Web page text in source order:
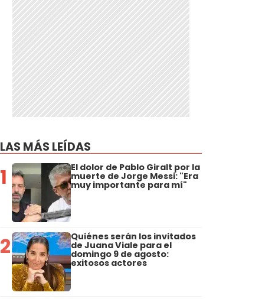
LAS MÁS LEÍDAS
1 El dolor de Pablo Giralt por la
muerte de Jorge Messi: "Era
muy importante para mí"
2 Quiénes serán los invitados
de Juana Viale para el
domingo 9 de agosto:
exitosos actores